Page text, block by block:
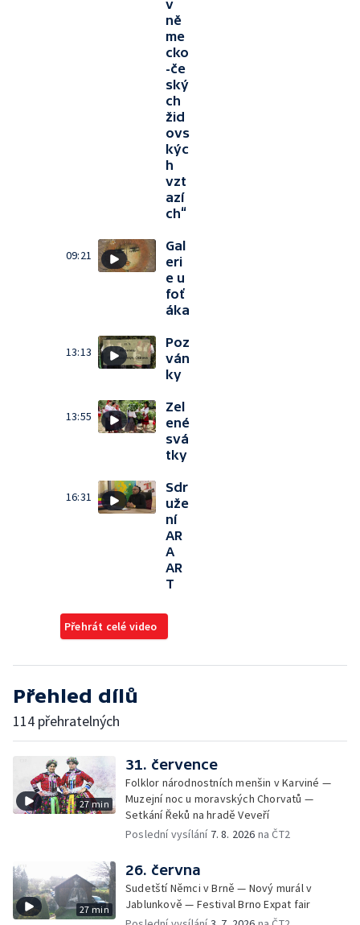
v
ně
me
cko
-če
ský
ch
žid
ovs
kýc
h
vzt
azí
ch“
09:21
Gal
eri
e u
foť
áka
13:13
Poz
ván
ky
13:55
Zel
ené
svá
tky
16:31
Sdr
uže
ní
AR
A
AR
T
Přehrát celé video
Přehled dílů
114 přehratelných
27 min
31. července
Folklor národnostních menšin v Karviné —
Muzejní noc u moravských Chorvatů —
Setkání Řeků na hradě Veveří
Poslední vysílání 7. 8. 2026 na ČT2
27 min
26. června
Sudetští Němci v Brně — Nový murál v
Jablunkově — Festival Brno Expat fair